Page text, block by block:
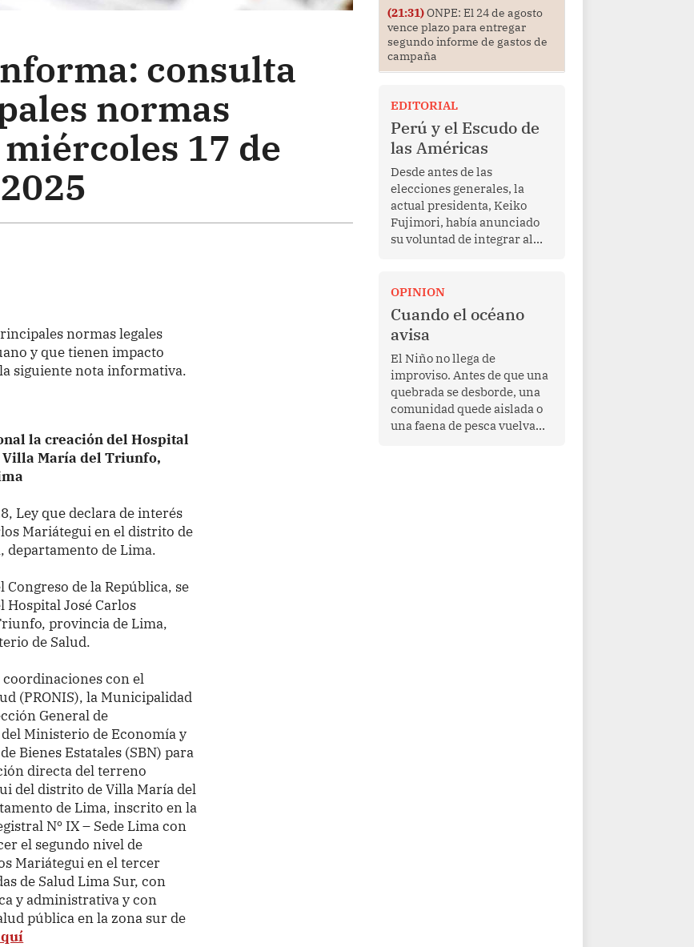
consulta
normas
17 de
normas legales
y que tienen impacto
siguiente nota informativa.
la creación del Hospital
Villa María del Triunfo,
Ley que declara de interés
Mariátegui en el distrito de
de Lima.
de la República, se
José Carlos
provincia de Lima,
de Salud.
con el
(PRONIS), la Municipalidad
General de
Ministerio de Economía y
Bienes Estatales (SBN) para
directa del terreno
del distrito de Villa María del
de Lima, inscrito en la
Nº IX – Sede Lima con
el segundo nivel de
Mariátegui en el tercer
de Salud Lima Sur, con
y administrativa y con
pública en la zona sur de
(21:31)ONPE: El 24 de agosto
vence plazo para entregar
segundo informe de gastos de
campaña
EDITORIAL
Perú y el Escudo de
las Américas
Desde antes de las
elecciones generales, la
actual presidenta, Keiko
Fujimori, había anunciado
su voluntad de integrar al
en marzo de este año por el
mandatario estadounidense
Donald Trump, con el fin de
enfrentar al crimen
transnacional organizado y
al tráfico de drogas.
OPINION
Cuando el océano
avisa
El Niño no llega de
improviso. Antes de que una
quebrada se desborde, una
comunidad quede aislada o
una faena de pesca vuelva